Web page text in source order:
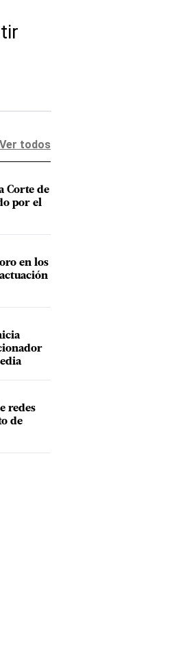
Ver todos
Corte de
por el
en los
redes
de